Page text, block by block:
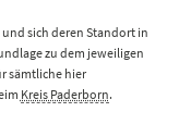
sich deren Standort in
zu dem jeweiligen
sämtliche hier
Kreis Paderborn.